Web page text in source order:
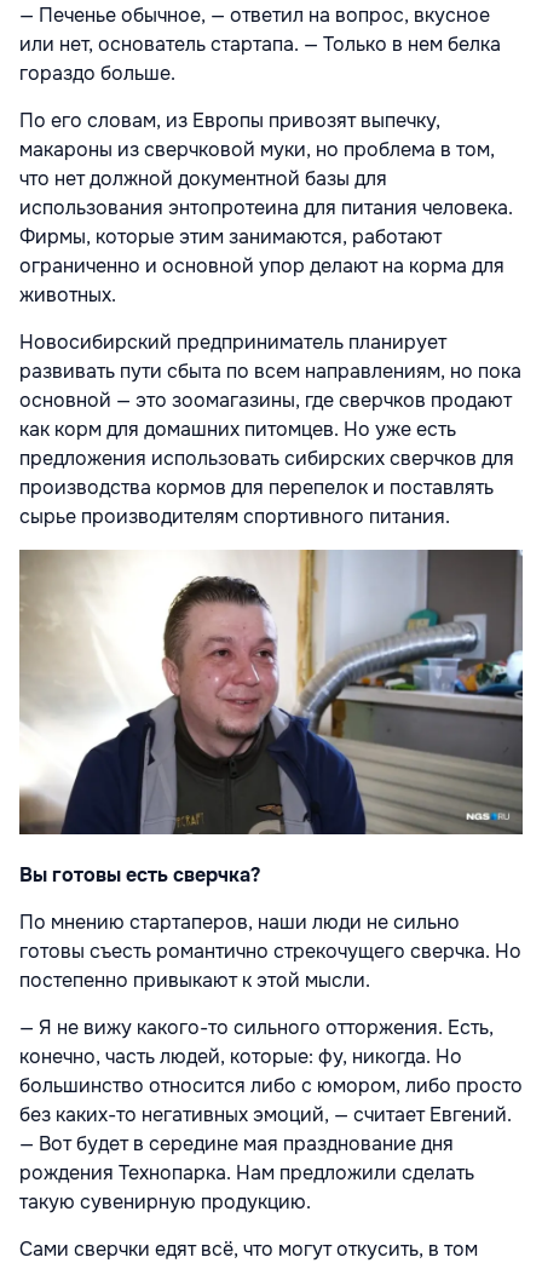
— Печенье обычное, — ответил на вопрос, вкусное
или нет, основатель стартапа. — Только в нем белка
гораздо больше.
По его словам, из Европы привозят выпечку,
макароны из сверчковой муки, но проблема в том,
что нет должной документной базы для
использования энтопротеина для питания человека.
Фирмы, которые этим занимаются, работают
ограниченно и основной упор делают на корма для
животных.
Новосибирский предприниматель планирует
развивать пути сбыта по всем направлениям, но пока
основной — это зоомагазины, где сверчков продают
как корм для домашних питомцев. Но уже есть
предложения использовать сибирских сверчков для
производства кормов для перепелок и поставлять
сырье производителям спортивного питания.
Вы готовы есть сверчка?
По мнению стартаперов, наши люди не сильно
готовы съесть романтично стрекочущего сверчка. Но
постепенно привыкают к этой мысли.
— Я не вижу какого-то сильного отторжения. Есть,
конечно, часть людей, которые: фу, никогда. Но
большинство относится либо с юмором, либо просто
без каких-то негативных эмоций, — считает Евгений.
— Вот будет в середине мая празднование дня
рождения Технопарка. Нам предложили сделать
такую сувенирную продукцию.
Сами сверчки едят всё, что могут откусить, в том